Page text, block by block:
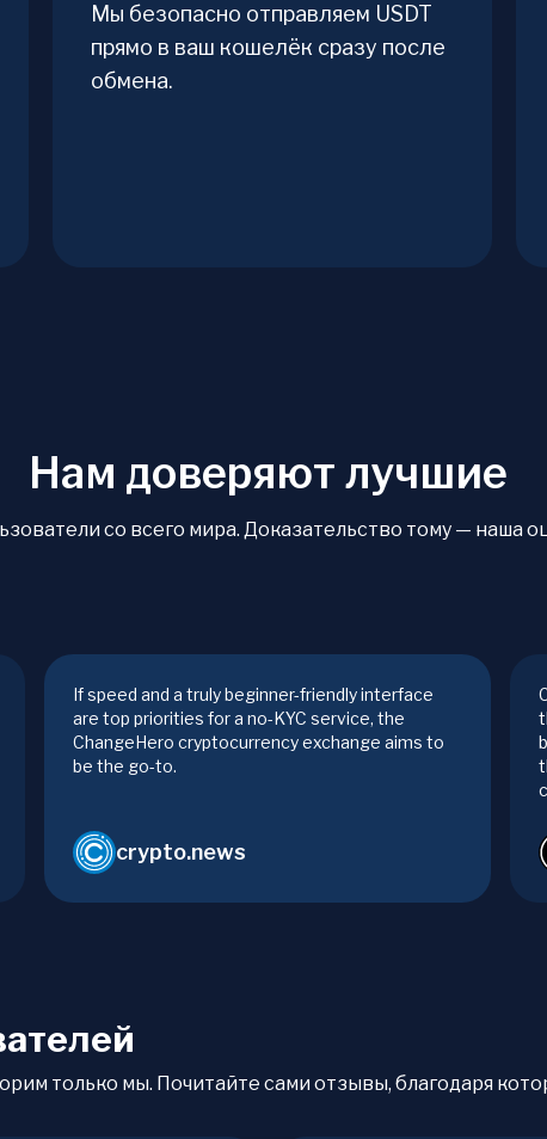
Мы безопасно отправляем USDT
прямо в ваш кошелёк сразу после
обмена.
Нам доверяют лучшие
со всего мира. Доказательство тому — наша
If speed and a truly beginner-friendly interface
are top priorities for a no-KYC service, the
ChangeHero cryptocurrency exchange aims to
be the go-to.
crypto.news
только мы. Почитайте сами отзывы, благодаря